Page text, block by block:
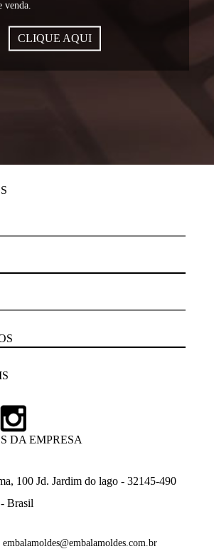
venda.
CLIQUE AQUI
DA EMPRESA
100 Jd. Jardim do lago - 32145-490
Brasil